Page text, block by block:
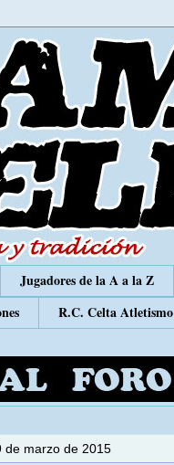
Jugadores de la A a la Z
R.C. Celta Atletismo
de marzo de 2015